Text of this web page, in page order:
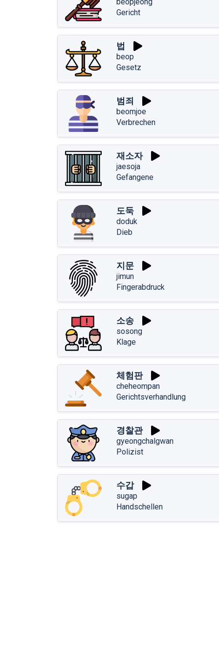
Gericht
법
beop
Gesetz
범죄
beomjoe
Verbrechen
재소자
jaesoja
Gefangene
도둑
doduk
Dieb
지문
jimun
Fingerabdruck
소송
sosong
Klage
체험판
cheheompan
Gerichtsverhandlung
경찰관
gyeongchalgwan
Polizist
수갑
sugap
Handschellen